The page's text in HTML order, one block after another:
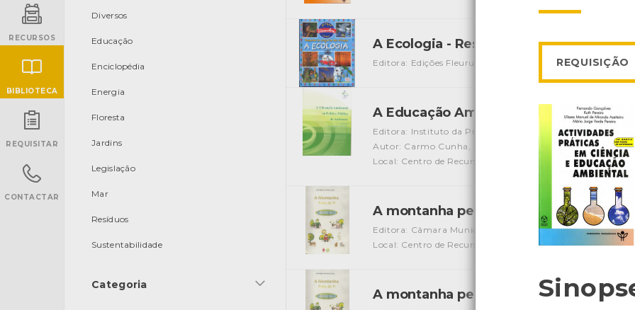
RECURSOS
BIBLIOTECA
REQUISITAR
CONTACTAR
Diversos
Educação
Enciclopédia
Energia
Floresta
Jardins
Legislação
Mar
Resíduos
Sustentabilidade
Categoria
A Ecologia - Respostas e perguntas
Editora: Edições Fleurus
Autor: Émille Beaumont Local:
A Educação Ambiental na Política do
Editora: Instituto da Promoção Ambiental
Autor: Carmo Cunha, Cristina Vieira, Francisco Teixeira,
Local: Centro de Recursos do CMIA
ISBN: 972-9300-97-6
A montanha perto de ti - Manual do
Editora: Câmara Municipal de Viana do Castelo
Autor:
Local: Centro de Recursos do CMIA
A montanha perto de ti - Protocolos
REQUISIÇÃO